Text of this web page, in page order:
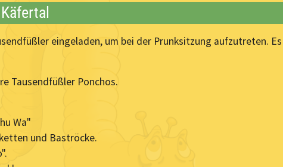
eingeladen, um bei der Prunksitzung aufzutreten.
Tausendfüßler Ponchos.
Wa"
und Baströcke.